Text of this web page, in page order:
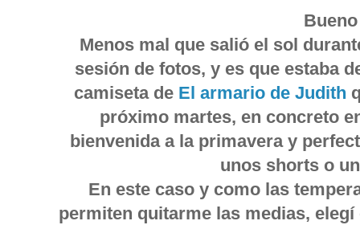
Menos mal que salió el sol
sesión de fotos, y es que estaba
camiseta de El armario de Judith
próximo martes, en concreto
bienvenida a la primavera y
unos shorts o
En este caso y como las
permiten quitarme las medias,